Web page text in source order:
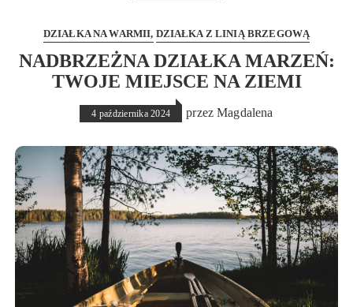
DZIAŁKA NA WARMII DZIAŁKA Z LINIĄ BRZEGOWĄ
NADBRZEŻNA DZIAŁKA MARZEŃ:
TWOJE MIEJSCE NA ZIEMI
4 października 2024 przezMagdalena